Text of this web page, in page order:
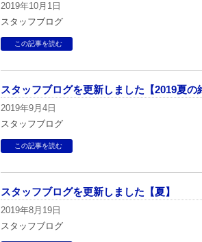
2019年10月1日
スタッフブログ
この記事を読む
スタッフブログを更新しました【2019夏
2019年9月4日
スタッフブログ
この記事を読む
スタッフブログを更新しました【夏】
2019年8月19日
スタッフブログ